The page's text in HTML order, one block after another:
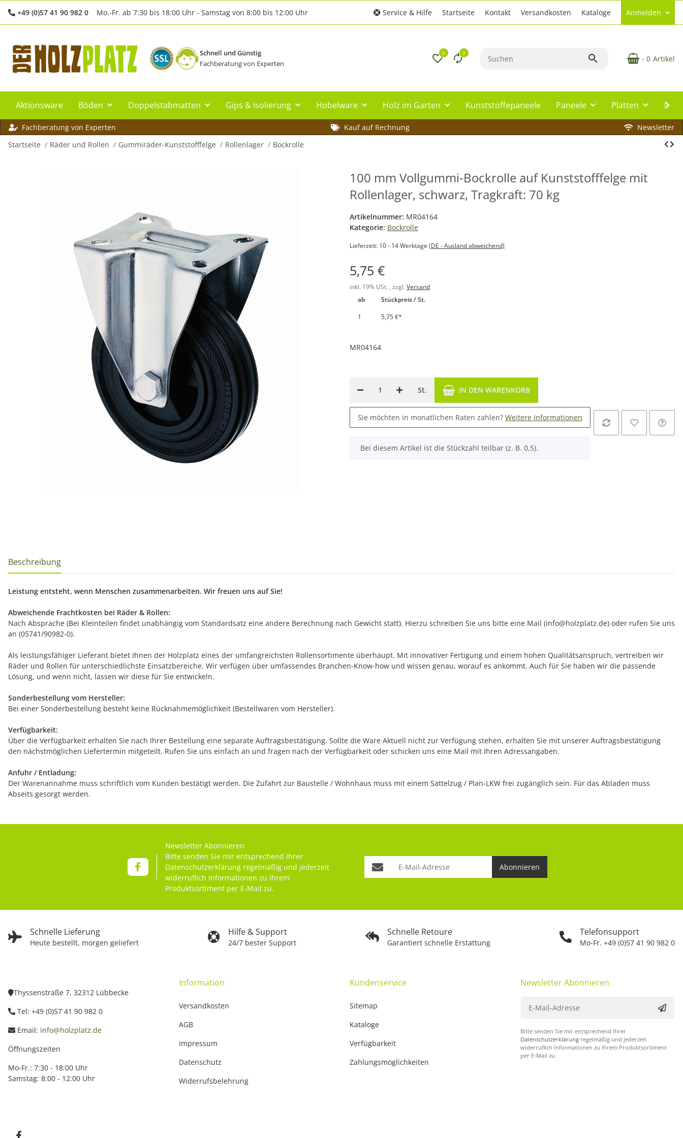
+49 (0)57 41 90 982 0 Mo.-Fr. ab 7:30 bis 18:00 Uhr - Samstag von 8:00 bis 12:00 Uhr Service & Hilfe Startseite Kontakt Versandkosten Kataloge Anmelden
Schnell und Günstig
Fachberatung von Experten
0 0
- 0 Artikel
Aktionsware Böden Doppelstabmatten Gips & Isolierung Hobelware Holz im Garten Kunststoffepaneele Paneele Platten
Fachberatung von Experten Kauf auf Rechnung
Newsletter
Startseite
Räder und Rollen Gummiräder-Kunststofffelge Rollenlager Bockrolle
100 mm Vollgummi-Bockrolle auf Kunststofffelge mit
Rollenlager, schwarz, Tragkraft: 70 kg
Artikelnummer: MR04164
Kategorie: Bockrolle
Lieferzeit: 10 - 14 Werktage (DE - Ausland abweichend)
5,75 €
inkl. 19% USt. , zzgl. Versand
ab
Stückpreis / St.
1
5,75 €*
MR04164
St. IN DEN WARENKORB
Sie möchten in monatlichen Raten zahlen? Weitere Informationen
x
Bei diesem Artikel ist die Stückzahl teilbar (z. B. 0,5).
Beschreibung
Leistung entsteht, wenn Menschen zusammenarbeiten. Wir freuen uns auf Sie!
Abweichende Frachtkosten bei Räder & Rollen:
Nach Absprache (Bei Kleinteilen findet unabhängig vom Standardsatz eine andere Berechnung nach Gewicht statt). Hierzu schreiben Sie uns bitte eine Mail (info@holzplatz.de) oder rufen Sie uns
an (05741/90982-0).
Als leistungsfähiger Lieferant bietet Ihnen der Holzplatz eines der umfangreichsten Rollensortimente überhaupt. Mit innovativer Fertigung und einem hohen Qualitätsanspruch, vertreiben wir
Räder und Rollen für unterschiedlichste Einsatzbereiche. Wir verfügen über umfassendes Branchen-Know-how und wissen genau, worauf es ankommt. Auch für Sie haben wir die passende
Lösung, und wenn nicht, lassen wir diese für Sie entwickeln.
Sonderbestellung vom Hersteller:
Bei einer Sonderbestellung besteht keine Rücknahmemöglichkeit (Bestellwaren vom Hersteller).
Verfügbarkeit:
Über die Verfügbarkeit erhalten Sie nach Ihrer Bestellung eine separate Auftragsbestätigung. Sollte die Ware Aktuell nicht zur Verfügung stehen, erhalten Sie mit unserer Auftragsbestätigung
den nächstmöglichen Liefertermin mitgeteilt. Rufen Sie uns einfach an und fragen nach der Verfügbarkeit oder schicken uns eine Mail mit Ihren Adressangaben.
Anfuhr / Entladung:
Der Warenannahme muss schriftlich vom Kunden bestätigt werden. Die Zufahrt zur Baustelle / Wohnhaus muss mit einem Sattelzug / Plan-LKW frei zugänglich sein. Für das Abladen muss
Abseits gesorgt werden.
Schnelle Lieferung
Heute bestellt, morgen geliefert
Hilfe & Support
24/7 bester Support
Schnelle Retoure
Garantiert schnelle Erstattung
Telefonsupport
Mo-Fr. +49 (0)57 41 90 982 0
Newsletter Abonnieren
Bitte senden Sie mir entsprechend Ihrer
Datenschutzerklärung regelmäßig und jederzeit
widerruflich Informationen zu Ihrem
Produktsortiment per E-Mail zu.
Abonnieren
Thyssenstraße 7, 32312 Lübbecke
Tel: +49 (0)57 41 90 982 0
Email: info@holzplatz.de
Öffnungszeiten
Mo-Fr.: 7:30 - 18:00 Uhr
Samstag: 8:00 - 12:00 Uhr
Information
Versandkosten
AGB
Impressum
Datenschutz
Widerrufsbelehrung
Kundenservice
Sitemap
Kataloge
Verfügbarkeit
Zahlungsmöglichkeiten
Newsletter Abonnieren
Bitte senden Sie mir entsprechend Ihrer
Datenschutzerklärung regelmäßig und jederzeit
widerruflich Informationen zu Ihrem Produktsortiment
per E-Mail zu.